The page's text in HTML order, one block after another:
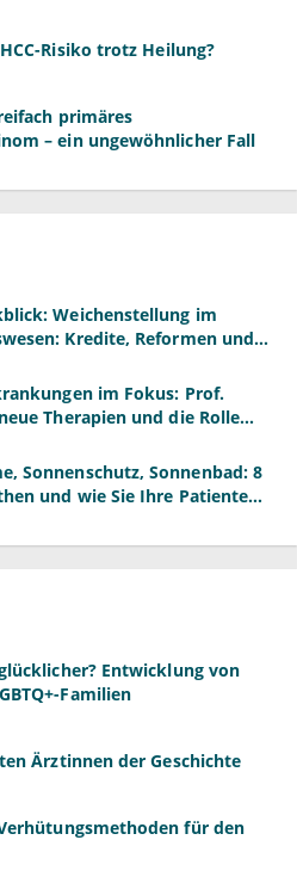
Risiko trotz Heilung?
primäres
– ein ungewöhnlicher Fall
Weichenstellung im
Kredite, Reformen und
im Fokus: Prof.
Therapien und die Rolle
Sonnenschutz, Sonnenbad: 8
und wie Sie Ihre Patienten
Entwicklung von
Familien
Ärztinnen der Geschichte
für den